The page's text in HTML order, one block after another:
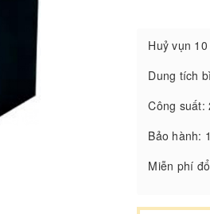
Huỷ vụn
Dung tích
Công suất:
Bảo hành:
Miễn phí